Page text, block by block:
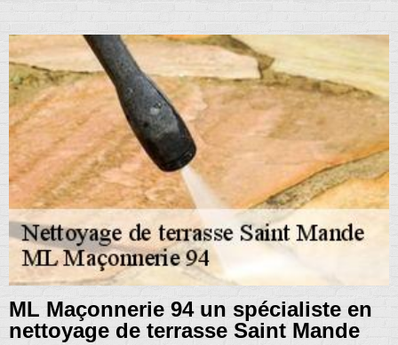
ML Maçonnerie 94 un spécialiste en
nettoyage de terrasse Saint Mande